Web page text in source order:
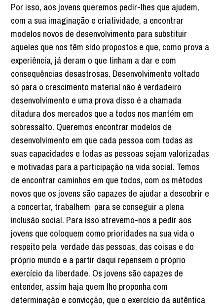
Por isso, aos jovens queremos pedir-lhes que ajudem,
com a sua imaginação e criatividade, a encontrar
modelos novos de desenvolvimento para substituir
aqueles que nos têm sido propostos e que, como prova a
experiência, já deram o que tinham a dar e com
consequências desastrosas. Desenvolvimento voltado
só para o crescimento material não é verdadeiro
desenvolvimento e uma prova disso é a chamada
ditadura dos mercados que a todos nos mantém em
sobressalto. Queremos encontrar modelos de
desenvolvimento em que cada pessoa com todas as
suas capacidades e todas as pessoas sejam valorizadas
e motivadas para a participação na vida social. Temos
de encontrar caminhos em que todos, com os métodos
novos que os jovens são capazes de ajudar a descobrir e
a concertar, trabalhem para se conseguir a plena
inclusão social. Para isso atrevemo-nos a pedir aos
jovens que coloquem como prioridades na sua vida o
respeito pela verdade das pessoas, das coisas e do
próprio mundo e a partir daqui repensem o próprio
exercício da liberdade. Os jovens são capazes de
entender, assim haja quem lho proponha com
determinação e convicção, que o exercício da autêntica